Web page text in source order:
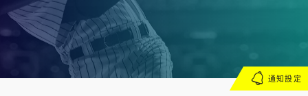
通知設定